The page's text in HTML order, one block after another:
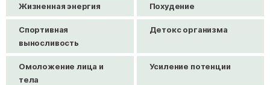
Жизненная энергия Похудение
Спортивная
выносливость
Детокс организма
Омоложение лица и
тела
Усиление потенции